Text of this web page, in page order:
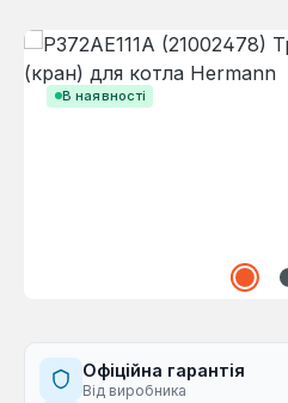
В наявності
Пропустити галерею
Офіційна гарантія
Від виробника